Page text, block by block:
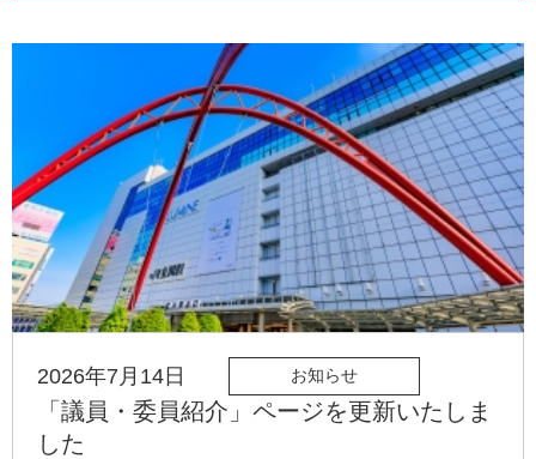
2026年7月14日 お知らせ
「議員・委員紹介」ページを更新いたしま
した